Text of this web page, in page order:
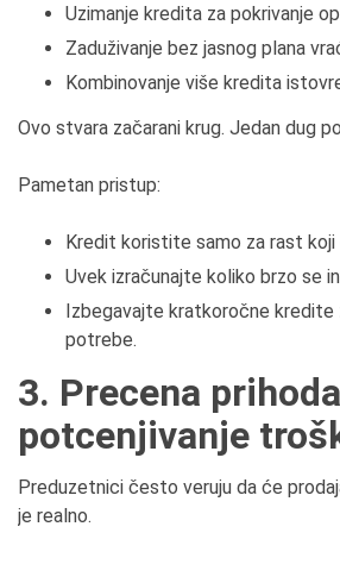
Uzimanje kredita za pokrivanje
Zaduživanje bez jasnog plana
Kombinovanje više kredita
Ovo stvara začarani krug. Jedan dug
Pametan pristup:
Kredit koristite samo za rast koji
Uvek izračunajte koliko brzo se
Izbegavajte kratkoročne kredite
potrebe.
3. Precena
potcenjivanje
Preduzetnici često veruju da će
je realno.